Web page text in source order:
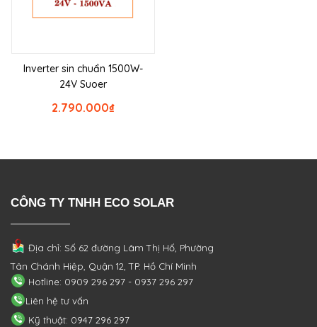
Inverter sin chuẩn 1500W-
24V Suoer
₫
2.790.000
CÔNG TY TNHH ECO SOLAR
Địa chỉ: Số 62 đường Lâm Thị Hố, Phường
Tân Chánh Hiệp, Quận 12, TP. Hồ Chí Minh
Hotline: 0909 296 297 - 0937 296 297
Liên hệ tư vấn
Kỹ thuật: 0947 296 297